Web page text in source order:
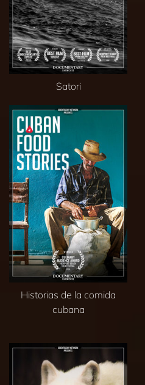
Satori
Historias de la comida
cubana